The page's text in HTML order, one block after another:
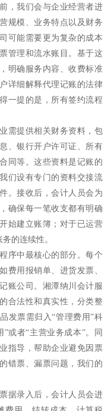
，我们会与企业经营者进
规模、业务特点以及财务
可能需要更为复杂的成本
管理和流水账目。基于这
明确服务内容、收费标准
详细解释代理记账的法律
一提的是，所有签约流程
需提供相关财务资料，包
、银行开户许可证、所有
同等。这些资料是记账的
们设有专门的资料交接流
。接收后，会计人员会为
确保每一笔收支都有明确
始建立账簿；对于已运营
的连续性。
序中最核心的部分。每个
费用报销单、进货发票、
账公司。湘潭纳川会计服
合法性和真实性，分类整
发票需归入“管理费用”科
或者“主营业务成本”。同
指导，帮助企业避免因票
错票、漏票问题，我们的
据录入后，会计人员会进